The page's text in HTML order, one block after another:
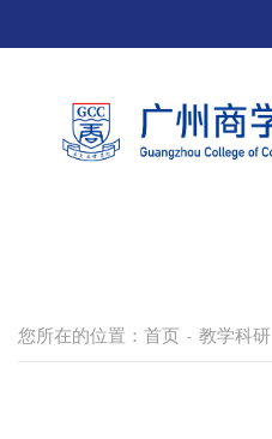
您所在的位置： 首页 - 教学科研